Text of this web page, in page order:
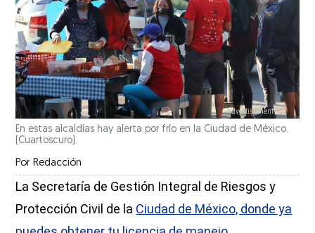
En estas alcaldías hay alerta por frío en la Ciudad de México.
(Cuartoscuro).
Por Redacción
La Secretaría de Gestión Integral de Riesgos y
Protección Civil de la Ciudad de México, donde ya